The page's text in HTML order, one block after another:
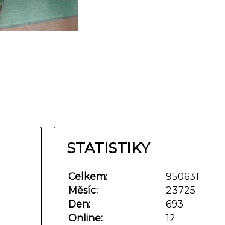
STATISTIKY
Online: 12
Celkem:
950631
Měsíc:
23725
Den:
693